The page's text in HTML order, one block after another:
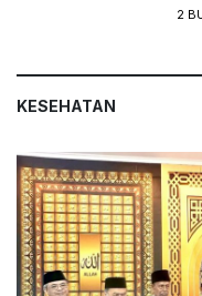
2
KESEHATAN